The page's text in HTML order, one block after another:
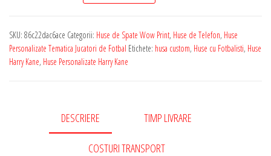
Personalizata
cu
SKU: 86c22dac6ace Categorii: Huse de Spate Wow Print, Huse de Telefon, Huse
Personalizate Tematica Jucatori de Fotbal Etichete: husa custom, Huse cu Fotbalisti, Huse
Harry Kane, Huse Personalizate Harry Kane
DESCRIERE TIMP LIVRARE
COSTURI TRANSPORT